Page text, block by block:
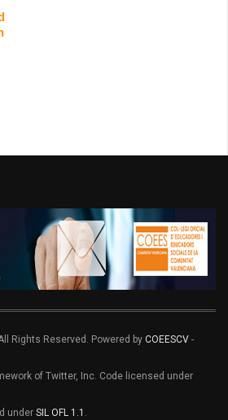
Rights Reserved. Powered by COEESCV -
of Twitter, Inc. Code licensed under
under SIL OFL 1.1 .